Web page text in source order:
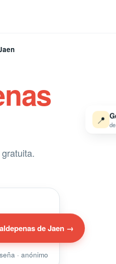
de Jaen →
· anónimo
📍